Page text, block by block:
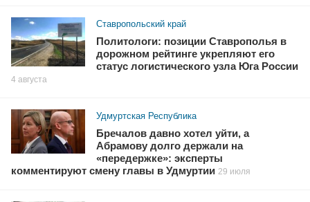
Ставропольский край
Политологи: позиции Ставрополья в
дорожном рейтинге укрепляют его
статус логистического узла Юга России
4 августа
Удмуртская Республика
Бречалов давно хотел уйти, а
Абрамову долго держали на
«передержке»: эксперты
комментируют смену главы в Удмуртии 29 июля